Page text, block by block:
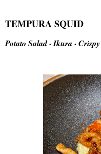
TEMPURA SQUID
Potato Salad · Ikura ·